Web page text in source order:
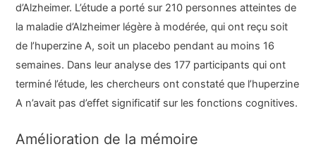
d’Alzheimer. L’étude a porté sur 210 personnes atteintes de
la maladie d’Alzheimer légère à modérée, qui ont reçu soit
de l’huperzine A, soit un placebo pendant au moins 16
semaines. Dans leur analyse des 177 participants qui ont
terminé l’étude, les chercheurs ont constaté que l’huperzine
A n’avait pas d’effet significatif sur les fonctions cognitives.
Amélioration de la mémoire